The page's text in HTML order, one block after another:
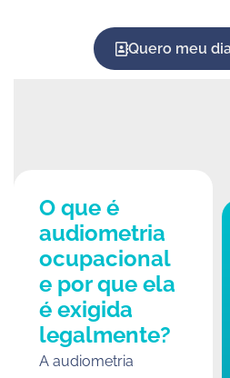
Quero meu
O que é
audiometria
ocupacional
e por que ela
é exigida
legalmente?
A audiometria